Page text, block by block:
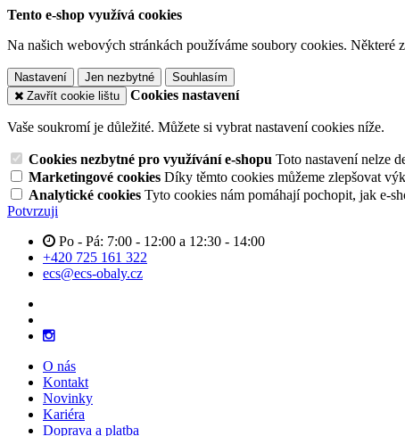
Tento e-shop využívá cookies
Na našich webových stránkách používáme soubory cookies.
Nastavení Jen nezbytné
Souhlasím
Zavřít cookie lištu
Cookies nastavení
Vaše soukromí je důležité. Můžete si vybrat nastavení cookies níže.
Cookies nezbytné pro využívání e-shopu Toto nastavení nelze
Marketingové cookies Díky těmto cookies můžeme zlepšovat
Analytické cookies Tyto cookies nám pomáhají pochopit, jak e-
Potvrzuji
Po - Pá: 7:00 - 12:00 a 12:30 - 14:00
+420 725 161 322
ecs@ecs-obaly.cz
O nás
Kontakt
Novinky
Kariéra
Doprava a platba